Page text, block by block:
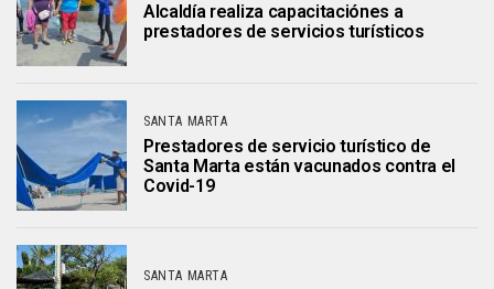
Alcaldía realiza capacitaciónes a
prestadores de servicios turísticos
SANTA MARTA
Prestadores de servicio turístico de
Santa Marta están vacunados contra el
Covid-19
SANTA MARTA